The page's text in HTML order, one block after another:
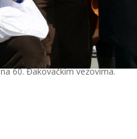
60. Đakovačkim vezovima.